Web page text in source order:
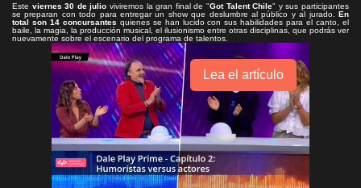
Este viernes 30 de julio viviremos la gran final de "Got Talent Chile" y sus participantes
se preparan con todo para entregar un show que deslumbre al público y al jurado. En
total son 14 concursantes quienes se han lucido con sus habilidades para el canto, el
baile, la magia, la producción musical, el ilusionismo entre otras disciplinas, que podrás ver
nuevamente sobre el escenario del programa de talentos.
Lea el artículo